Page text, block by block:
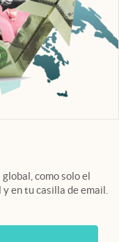
pestaña
como solo el
en tu casilla de email.